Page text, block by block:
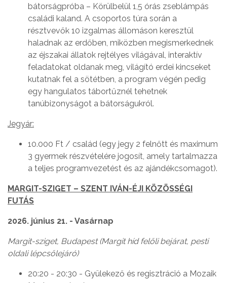
bátorságpróba – Körülbelül 1,5 órás zseblámpás
családi kaland. A csoportos túra során a
résztvevők 10 izgalmas állomáson keresztül
haladnak az erdőben, miközben megismerkednek
az éjszakai állatok rejtélyes világával, interaktív
feladatokat oldanak meg, világító erdei kincseket
kutatnak fel a sötétben, a program végén pedig
egy hangulatos tábortűznél tehetnek
tanúbizonyságot a bátorságukról.
Jegyár:
10.000 Ft / család (egy jegy 2 felnőtt és maximum
3 gyermek részvételére jogosít, amely tartalmazza
a teljes programvezetést és az ajándékcsomagot).
MARGIT-SZIGET – SZENT IVÁN-ÉJI KÖZÖSSÉGI
FUTÁS
2026. június 21. - Vasárnap
Margit-sziget, Budapest (Margit híd felőli bejárat, pesti
oldali lépcsőlejáró)
20:20 - 20:30 - Gyülekező és regisztráció a Mozaik